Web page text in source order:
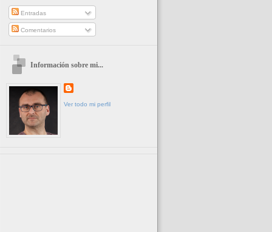
Entradas
Comentarios
Información sobre mi...
Ver todo mi perfil